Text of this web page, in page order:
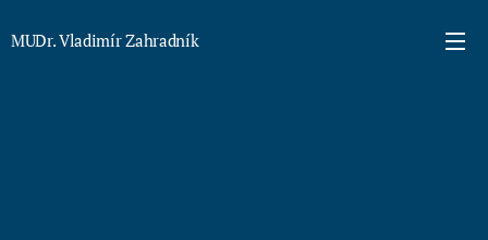
MUDr. Vladimír Zahradník